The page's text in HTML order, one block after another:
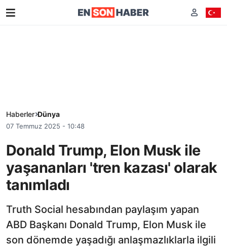
Haberler Dünya
07 Temmuz 2025 - 10:48
Donald Trump, Elon Musk ile
yaşananları 'tren kazası' olarak
tanımladı
Truth Social hesabından paylaşım yapan
ABD Başkanı Donald Trump, Elon Musk ile
son dönemde yaşadığı anlaşmazlıklarla ilgili